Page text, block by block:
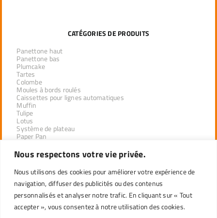
Nous respectons votre vie privée.
Nous utilisons des cookies pour améliorer votre expérience de
navigation, diffuser des publicités ou des contenus
personnalisés et analyser notre trafic. En cliquant sur « Tout
accepter », vous consentez à notre utilisation des cookies.
CATÉGORIES DE PRODUITS
Panettone haut
Panettone bas
Plumcake
Tartes
Colombe
Moules à bords roulés
Caissettes pour lignes automatiques
Muffin
Tulipe
Lotus
Système de plateau
Paper Pan
DÉSEMPILAGE INDUSTRIEL
DISTRIBUTEURS DE LA LIGNE PROFESSIONNELLE
DÉTAIL